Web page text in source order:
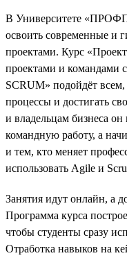
В Университете
освоить современные и
проектами. Курс
проектами и командами
SCRUM» подойдёт
процессы и достигать
и владельцам бизнеса
командную работу, а
и тем, кто меняет
использовать Agile и
Занятия идут онлайн, а
Программа курса
чтобы студенты сразу
Отработка навыков на